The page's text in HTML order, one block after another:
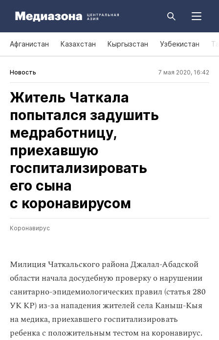
Афганистан Казахстан Кыргызстан Узбекистан
Новость 7 мая 2020, 16:42
Житель Чаткала
попытался задушить
медработницу,
приехавшую
госпитализировать
его сына
с коронавирусом
Коронавирус
Милиция Чаткальского района Джалал-Абадской
области начала досудебную проверку о нарушении
санитарно-эпидемиологических правил (статья 280
УК КР) из-за нападения жителей села Каныш-Кыя
на медика, приехавшего госпитализировать
ребенка с положительным тестом на коронавирус.